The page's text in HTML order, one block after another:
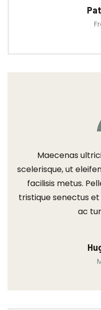
Maecenas
scelerisque, ut
facilisis metus.
tristique senectus
ac